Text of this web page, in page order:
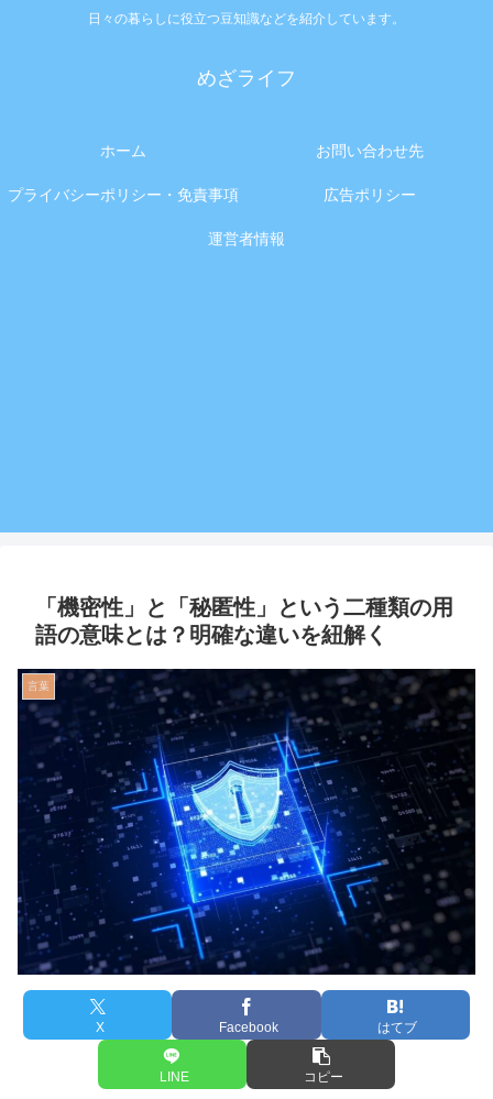
日々の暮らしに役立つ豆知識などを紹介しています。
めざライフ
ホーム お問い合わせ先
プライバシーポリシー・免責事項 広告ポリシー
運営者情報
「機密性」と「秘匿性」という二種類の用
語の意味とは？明確な違いを紐解く
言葉
X Facebook はてブ
LINE コピー